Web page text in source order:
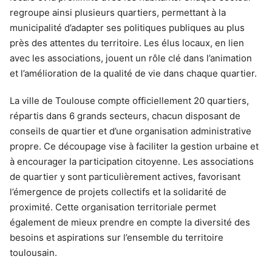
regroupe ainsi plusieurs quartiers, permettant à la
municipalité d’adapter ses politiques publiques au plus
près des attentes du territoire. Les élus locaux, en lien
avec les associations, jouent un rôle clé dans l’animation
et l’amélioration de la qualité de vie dans chaque quartier.
La ville de Toulouse compte officiellement 20 quartiers,
répartis dans 6 grands secteurs, chacun disposant de
conseils de quartier et d’une organisation administrative
propre. Ce découpage vise à faciliter la gestion urbaine et
à encourager la participation citoyenne. Les associations
de quartier y sont particulièrement actives, favorisant
l’émergence de projets collectifs et la solidarité de
proximité. Cette organisation territoriale permet
également de mieux prendre en compte la diversité des
besoins et aspirations sur l’ensemble du territoire
toulousain.